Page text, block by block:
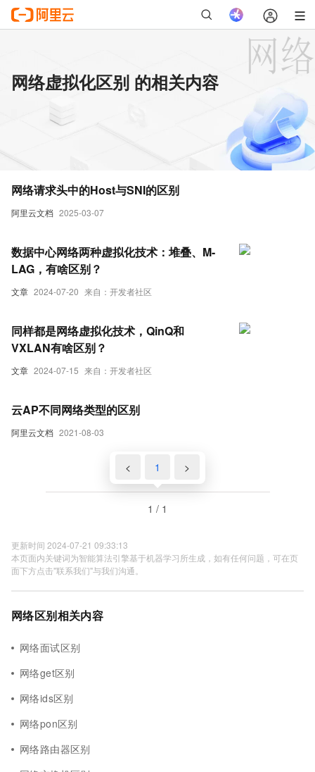
网络虚拟化区别 的相关内容
阿里云文档 2025-03-07
网络请求头中的Host与SNI的区别
文章 2024-07-20 来自：开发者社区
数据中心网络两种虚拟化技术：堆叠、M-
LAG，有啥区别？
文章 2024-07-15 来自：开发者社区
同样都是网络虚拟化技术，QinQ和
VXLAN有啥区别？
阿里云文档 2021-08-03
云AP不同网络类型的区别
< 1 >
1 / 1
更新时间 2024-07-21 09:33:13
本页面内关键词为智能算法引擎基于机器学习所生成，如有任何问题，可在页
面下方点击"联系我们"与我们沟通。
网络区别相关内容
网络面试区别
网络get区别
网络ids区别
网络pon区别
网络路由器区别